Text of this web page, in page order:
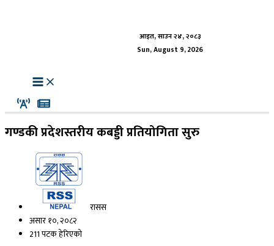
आइत, साउन २४, २०८३
Sun, August 9, 2026
गण्डकी प्रदेशस्तरीय कबड्डी प्रतियोगिता सुरु
रासस
असार १०, २०८२
211 पटक हेरिएको